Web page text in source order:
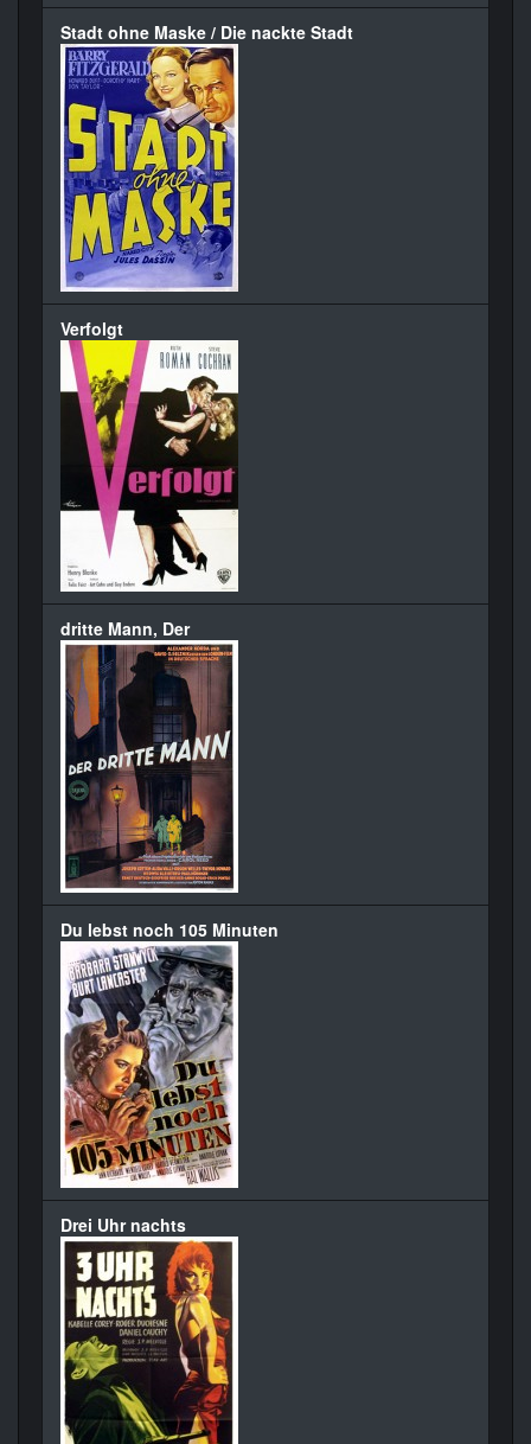
Stadt ohne Maske / Die nackte Stadt
Verfolgt
dritte Mann, Der
Du lebst noch 105 Minuten
Drei Uhr nachts